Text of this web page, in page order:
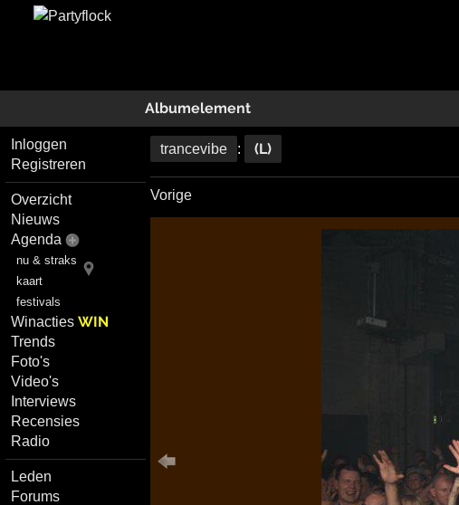
Albumelement
Inloggen
Registreren
Overzicht
Nieuws
Agenda
nu & straks
kaart
festivals
WinactiesWIN
Trends
Foto's
Video's
Interviews
Recensies
Radio
Leden
Forums
trancevibe : (L)
Vorige